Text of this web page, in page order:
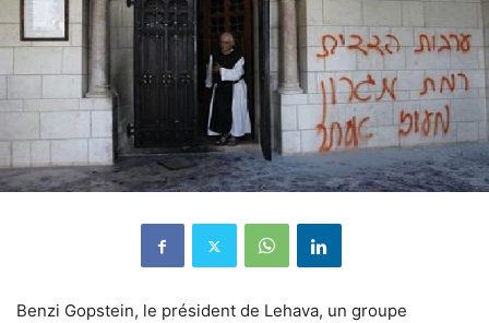
Benzi Gopstein, le président de Lehava, un groupe